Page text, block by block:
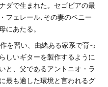
ダで生まれた。セゴビアの最
フェレール､その妻のベニー
にあたる。
を習い、由緒ある家系で育っ
しいギターを製作するように
と、父であるアントニオ・ラ
最も適した環境と言われるグ